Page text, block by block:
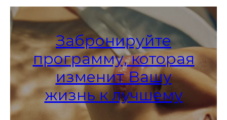
Забронируйте
программу, которая
изменит Вашу
жизнь к лучшему